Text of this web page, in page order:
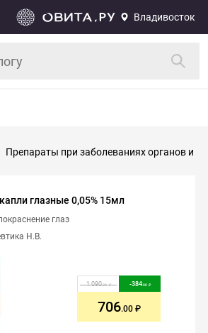
Владивосток
Препараты при заболеваниях органов и
глазные 0,05% 15мл
Н.В.
глаз
1 090.00 -384.00
706.00